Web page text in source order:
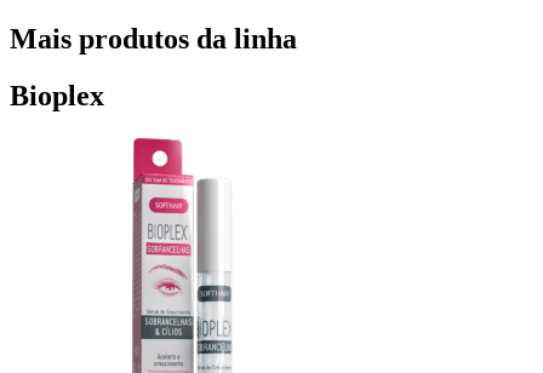
Mais produtos da linha
Bioplex